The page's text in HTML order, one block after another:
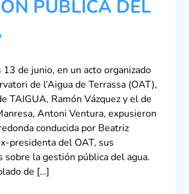
PÚBLICA DEL
13 de junio, en un acto organizado
de l’Aigua de Terrassa (OAT),
TAIGUA, Ramón Vázquez y el de
Antoni Ventura, expusieron
conducida por Beatriz
presidenta del OAT, sus
sobre la gestión pública del agua.
de […]